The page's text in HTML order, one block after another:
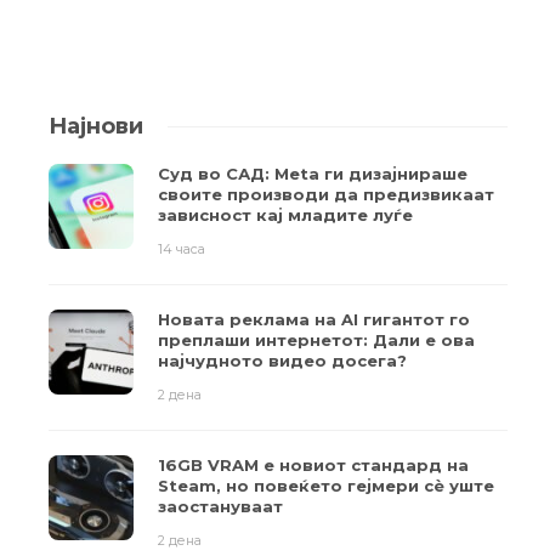
Најнови
Суд во САД: Meta ги дизајнираше
своите производи да предизвикаат
зависност кај младите луѓе
14 часа
Новата реклама на AI гигантот го
преплаши интернетот: Дали е ова
најчудното видео досега?
2 дена
16GB VRAM е новиот стандард на
Steam, но повеќето гејмери ​​сè уште
заостануваат
2 дена